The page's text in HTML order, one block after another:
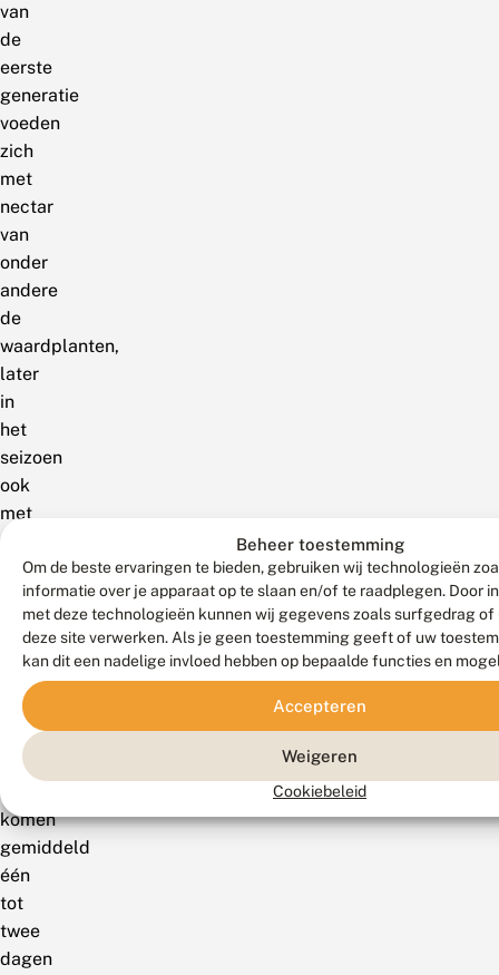
Beheer toestemming
Om de beste ervaringen te bieden, gebruiken wij technologieën
informatie over je apparaat op te slaan en/of te raadplegen. Door
met deze technologieën kunnen wij gegevens zoals surfgedrag of
deze site verwerken. Als je geen toestemming geeft of uw
kan dit een nadelige invloed hebben op bepaalde functies en
Accepteren
Weigeren
Cookiebeleid
van
de
eerste
generatie
voeden
zich
met
nectar
van
onder
andere
de
waardplanten,
later
in
het
seizoen
ook
met
dat
van
andere
kruiden
zoals
akkerdistel
kale
jonker.
Mannetjes
komen
gemiddeld
één
tot
twee
dagen